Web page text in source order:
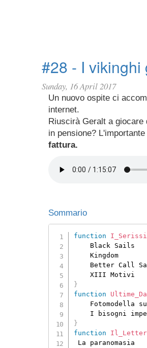
#28 - I
Sunday, 16 April 2017
Un nuovo ospite ci
internet.
Riuscirà Geralt a
in pensione?
fattura.
Sommario
function
	Kingdom
}
function
Fotomodella
I bisogni
}
function
La paranomasia